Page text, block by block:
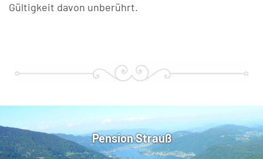
Gültigkeit davon unberührt.
Pension Strauß